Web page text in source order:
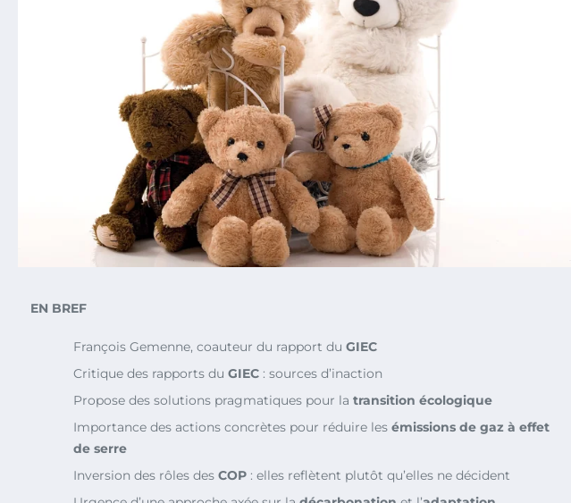
EN BREF
François Gemenne, coauteur du rapport du GIEC
Critique des rapports du GIEC : sources d’inaction
Propose des solutions pragmatiques pour la transition écologique
Importance des actions concrètes pour réduire les émissions de gaz à effet
de serre
Inversion des rôles des COP : elles reflètent plutôt qu’elles ne décident